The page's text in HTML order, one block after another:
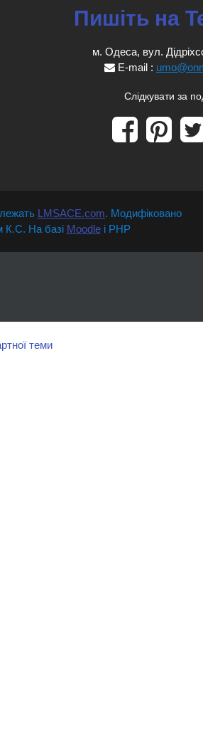
Пишіть на
м. Одеса, вул.
E-mail :
Слідкувати за
LMSACE.com. Модифіковано
К.С. На базі Moodleі PHP
теми